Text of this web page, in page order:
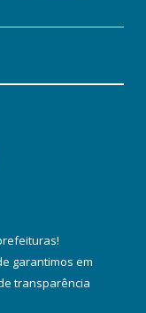
!
garantimos em
transparência